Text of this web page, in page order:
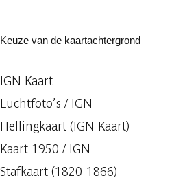
Keuze van de kaartachtergrond
IGN Kaart
Luchtfoto’s / IGN
Hellingkaart (IGN Kaart)
Kaart 1950 / IGN
Stafkaart (1820-1866)